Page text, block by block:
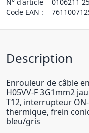
Code EAN :
Description
Enrouleur de câble
H05VV-F 3G1mm2
T12, interrupteur
thermique, frein
bleu/gris